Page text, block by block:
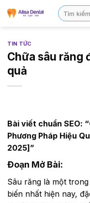
TIN TỨC
Chữa sâu răng
quả
Bài viết chuẩn SEO:
Phương Pháp Hiệu
2025]”
Đoạn Mở Bài:
Sâu răng là một
biến nhất hiện nay,